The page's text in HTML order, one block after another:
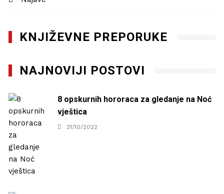
KNJIŽEVNE PREPORUKE
NAJNOVIJI POSTOVI
8 opskurnih hororaca za gledanje na Noć
vještica
31/10/2022